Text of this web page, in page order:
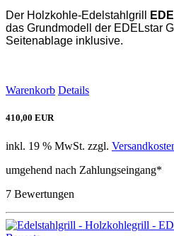
Der Holzkohle-Edelstahlgrill
das Grundmodell der EDELstar
Seitenablage inklusive.
Warenkorb Details
410,00 EUR
inkl. 19 % MwSt. zzgl.
umgehend nach Zahlungseingang*
7 Bewertungen